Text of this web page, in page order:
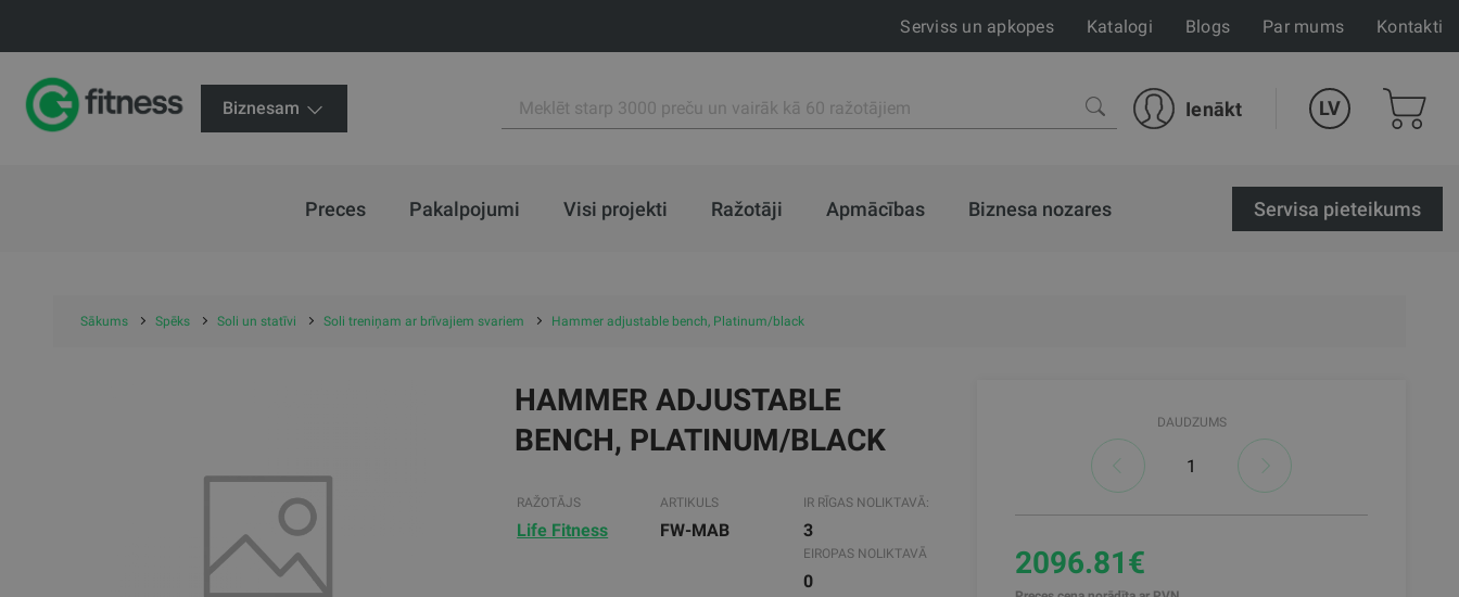
Serviss un apkopes Katalogi Blogs Par mums Kontakti
Biznesam Ienākt LV
Preces Pakalpojumi Visi projekti Ražotāji Apmācības Biznesa nozares Servisa pieteikums
Sākums Spēks Soli un statīvi Soli treniņam ar brīvajiem svariem Hammer adjustable bench, Platinum/black
HAMMER ADJUSTABLE
BENCH, PLATINUM/BLACK
RAŽOTĀJS
Life Fitness
ARTIKULS
FW-MAB
IR RĪGAS NOLIKTAVĀ:
3
EIROPAS NOLIKTAVĀ
0
DAUDZUMS
2096.81€